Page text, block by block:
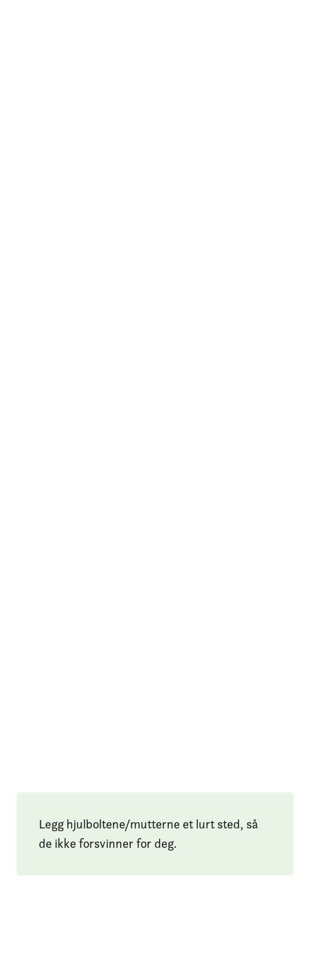
Legg hjulboltene/mutterne et lurt sted, så
de ikke forsvinner for deg.